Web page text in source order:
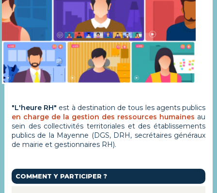
"L'heure RH" est à destination de tous les agents publics
en charge de la gestion des ressources humaines au
sein des collectivités territoriales et des établissements
publics de la Mayenne (DGS, DRH, secrétaires généraux
de mairie et gestionnaires RH).
COMMENT Y PARTICIPER ?